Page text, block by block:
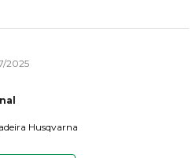
2025
Husqvarna